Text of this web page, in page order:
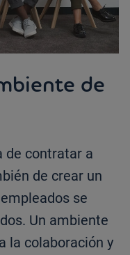
de
de contratar a
de crear un
se
Un ambiente
la colaboración y